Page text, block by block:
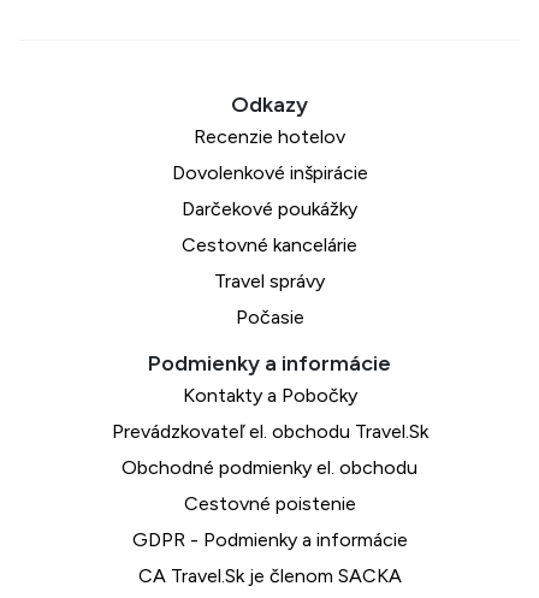
Recenzie hotelov
Dovolenkové inšpirácie
Darčekové poukážky
Cestovné kancelárie
Travel správy
Počasie
Kontakty a Pobočky
Prevádzkovateľ el. obchodu Travel.Sk
Obchodné podmienky el. obchodu
Cestovné poistenie
GDPR - Podmienky a informácie
CA Travel.Sk je členom SACKA